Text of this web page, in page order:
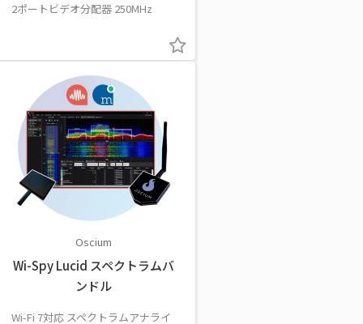
2ポートビデオ分配器 250MHz
Oscium
Wi-Spy Lucid スペクトラムバ
ンドル
Wi-Fi 7対応 スペクトラムアナライ